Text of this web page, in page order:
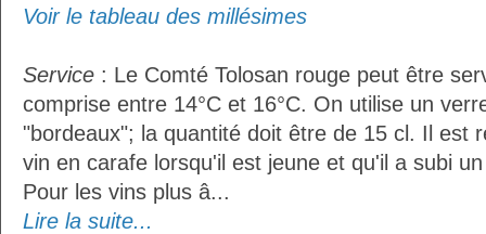
Voir le tableau des millésimes
Service : Le Comté Tolosan rouge peut être
comprise entre 14°C et 16°C. On utilise un
"bordeaux"; la quantité doit être de 15 cl. Il est
vin en carafe lorsqu'il est jeune et qu'il a subi
Pour les vins plus â...
Lire la suite...